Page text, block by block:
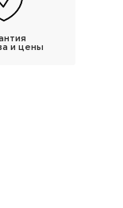
и цены